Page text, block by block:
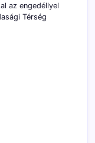
az engedéllyel
Térség